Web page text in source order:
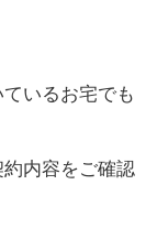
いるお宅でも
内容をご確認